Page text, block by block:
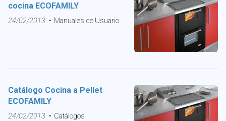
cocina ECOFAMILY
24/02/2013 Manuales de Usuario
Catálogo Cocina a Pellet
ECOFAMILY
24/02/2013 Catálogos